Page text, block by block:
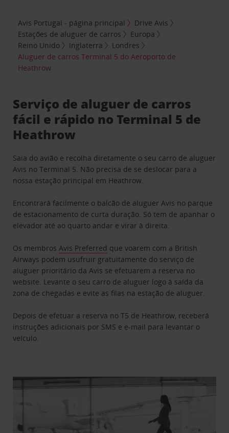
Avis Portugal - página principal
Drive Avis
Estações de aluguer de carros
Europa
Reino Unido
Inglaterra
Londres
Aluguer de carros Terminal 5 do Aeroporto de
Heathrow
Serviço de aluguer de carros
fácil e rápido no Terminal 5 de
Heathrow
Saia do avião e recolha diretamente o seu carro de aluguer
Avis no Terminal 5. Não precisa de se deslocar para a
nossa estação principal em Heathrow.
Encontrará facilmente o balcão de aluguer Avis no parque
de estacionamento de curta duração. Só tem de apanhar o
elevador até ao quarto andar e virar à direita.
Os membros Avis Preferred que voarem com a British
Airways podem usufruir gratuitamente do serviço de
aluguer prioritário da Avis se efetuarem a reserva no
website. Levante o seu carro de aluguer logo à saída da
zona de chegadas e evite as filas na estação de aluguer.
Depois de efetuar a reserva no T5 de Heathrow, receberá
instruções adicionais por SMS e e-mail para levantar o
veículo.